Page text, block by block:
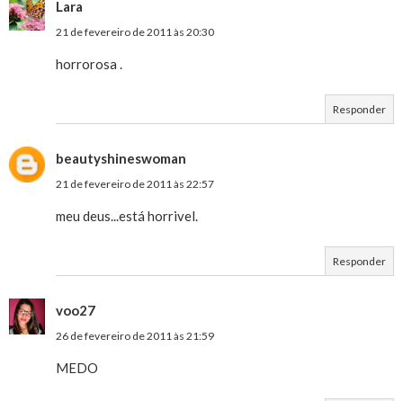
Lara
21 de fevereiro de 2011 às 20:30
horrorosa .
Responder
beautyshineswoman
21 de fevereiro de 2011 às 22:57
meu deus...está horrivel.
Responder
voo27
26 de fevereiro de 2011 às 21:59
MEDO